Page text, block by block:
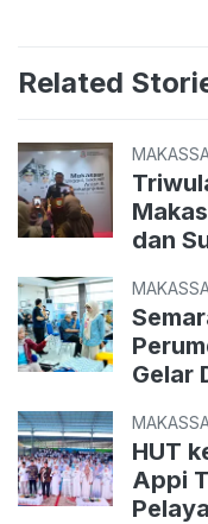
Related
dan
Gelar
HUT
Appi